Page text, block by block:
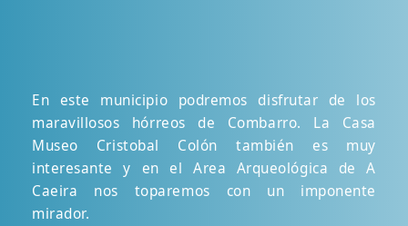
En este municipio podremos disfrutar de los
maravillosos hórreos de Combarro. La Casa
Museo Cristobal Colón también es muy
interesante y en el Area Arqueológica de A
Caeira nos toparemos con un imponente
mirador.